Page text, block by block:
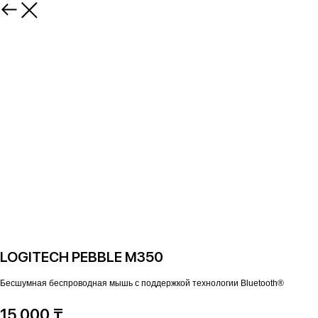
LOGITECH PEBBLE M350
Бесшумная беспроводная мышь с поддержкой технологии Bluetooth®
15 000 ₸